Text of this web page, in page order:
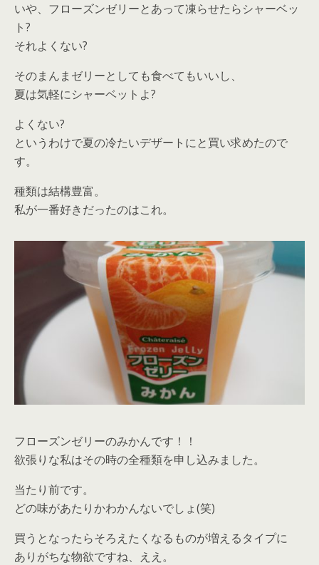
いや、フローズンゼリーとあって凍らせたらシャーベッ
ト?
それよくない?
そのまんまゼリーとしても食べてもいいし、
夏は気軽にシャーベットよ?
よくない?
というわけで夏の冷たいデザートにと買い求めたので
す。
種類は結構豊富。
私が一番好きだったのはこれ。
フローズンゼリーのみかんです！！
欲張りな私はその時の全種類を申し込みました。
当たり前です。
どの味があたりかわかんないでしょ(笑)
買うとなったらそろえたくなるものが増えるタイプに
ありがちな物欲ですね、ええ。